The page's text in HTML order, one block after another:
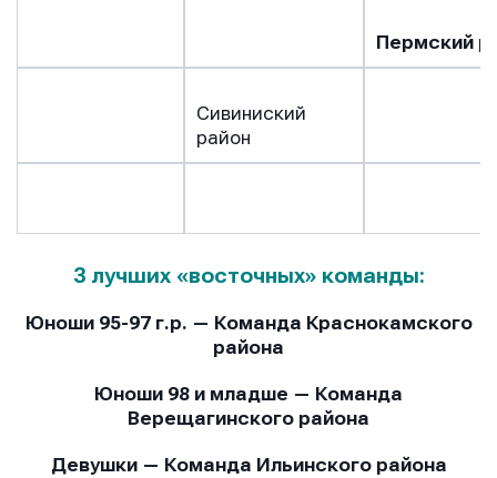
Пермский
Сивиниский
район
3 лучших «восточных» команды:
Юноши 95-97 г.р. — Команда Краснокамского
района
Юноши 98 и младше — Команда
Верещагинского района
Девушки — Команда Ильинского района